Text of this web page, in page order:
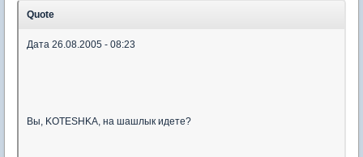
Quote
Дата 26.08.2005 - 08:23
Вы, KOTESHKA, на шашлык идете?